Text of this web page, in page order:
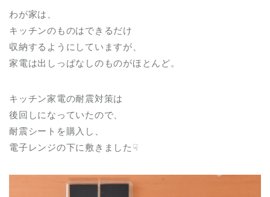
わが家は、
キッチンのものはできるだけ
収納するようにしていますが、
家電は出しっぱなしのものがほとんど。
キッチン家電の耐震対策は
後回しになっていたので、
耐震シートを購入し、
電子レンジの下に敷きました☟